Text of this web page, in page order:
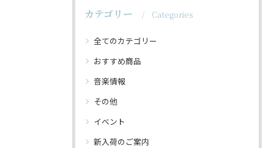
カテゴリー Categories
全てのカテゴリー
おすすめ商品
音楽情報
その他
イベント
新入荷のご案内